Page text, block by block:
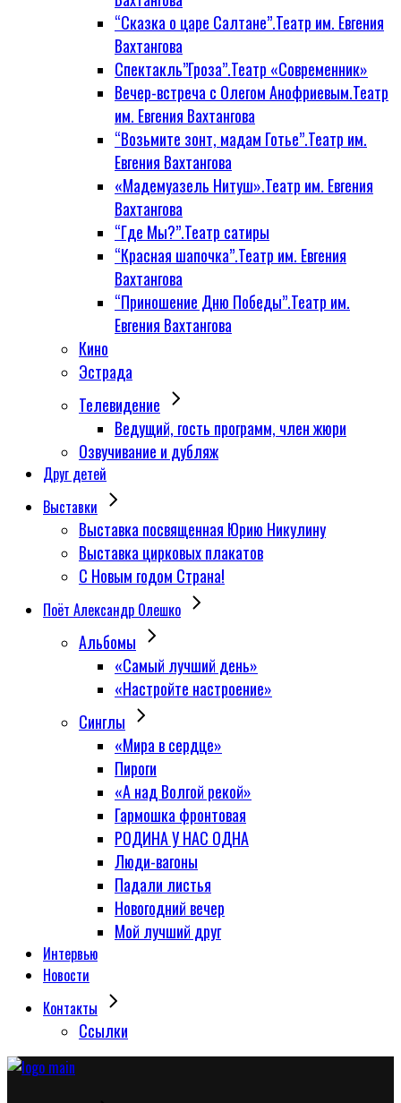
“Сказка о царе Салтане”.Театр им. Евгения
Вахтангова
Спектакль”Гроза”.Театр «Современник»
Вечер-встреча с Олегом Анофриевым.Театр
им. Евгения Вахтангова
“Возьмите зонт, мадам Готье”.Театр им.
Евгения Вахтангова
«Мадемуазель Нитуш».Театр им. Евгения
Вахтангова
“Где Мы?”.Театр сатиры
“Красная шапочка”.Театр им. Евгения
Вахтангова
“Приношение Дню Победы”.Театр им.
Евгения Вахтангова
Кино
Эстрада
Телевидение
Ведущий, гость программ, член жюри
Озвучивание и дубляж
Друг детей
Выставки
Выставка посвященная Юрию Никулину
Выставка цирковых плакатов
С Новым годом Страна!
Поёт Александр Олешко
Альбомы
«Самый лучший день»
«Настройте настроение»
Синглы
«Мира в сердце»
Пироги
«А над Волгой рекой»
Гармошка фронтовая
РОДИНА У НАС ОДНА
Люди-вагоны
Падали листья
Новогодний вечер
Мой лучший друг
Интервью
Новости
Контакты
Сcылки